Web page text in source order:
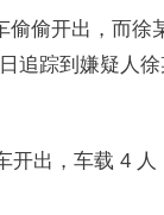
偷开出，而徐
追踪到嫌疑人
开出，车载 4 人